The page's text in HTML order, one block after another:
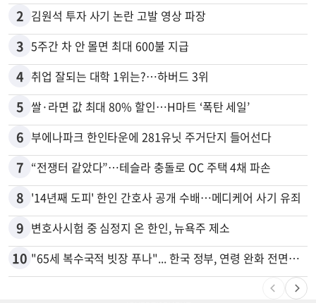
2 김원석 투자 사기 논란 고발 영상 파장
3 5주간 차 안 몰면 최대 600불 지급
4 취업 잘되는 대학 1위는?…하버드 3위
5 쌀·라면 값 최대 80% 할인…H마트 ‘폭탄 세일’
6 부에나파크 한인타운에 281유닛 주거단지 들어선다
7 “전쟁터 같았다”…테슬라 충돌로 OC 주택 4채 파손
8 '14년째 도피' 한인 간호사 공개 수배…메디케어 사기 유죄
9 변호사시험 중 심정지 온 한인, 뉴욕주 제소
10 "65세 복수국적 빗장 푸나"... 한국 정부, 연령 완화 전면 추진